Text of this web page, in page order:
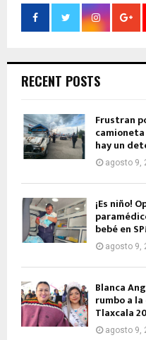
RECENT POSTS
Frustran
hay un
agosto 9,
¡Es niño!
bebé en
agosto 9,
Blanca
rumbo a
Tlaxcala
agosto 9,